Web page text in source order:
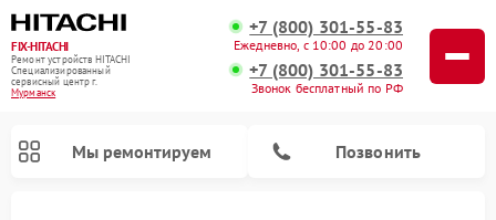
FIX-HITACHI
Ремонт устройств HITACHI
Специализированный
cервисный центр г.
Мурманск
+7 (800) 301-55-83
Ежедневно, с 10:00 до 20:00
+7 (800) 301-55-83
Звонок бесплатный по РФ
Мы ремонтируем Позвонить